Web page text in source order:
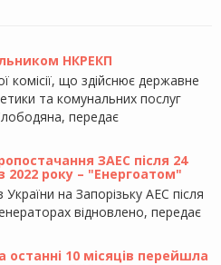
НКРЕКП
що здійснює державне
та комунальних послуг
передає
ЗАЕС після 24
2022 року – "Енергоатом"
на Запорізьку АЕС після
відновлено, передає
останні 10 місяців перейшла